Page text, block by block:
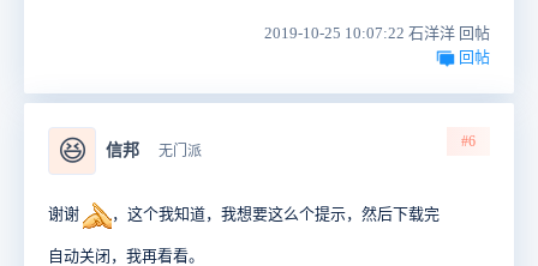
2019-10-25 10:07:22 石洋洋 回帖
回帖
😆 信邦 无门派
#6
谢谢 ，这个我知道，我想要这么个提示，然后下载完
自动关闭，我再看看。